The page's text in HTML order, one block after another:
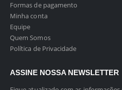
Formas de pagamento
Minha conta
Equipe
Quem Somos
Política de Privacidade
ASSINE NOSSA NEWSLETTER